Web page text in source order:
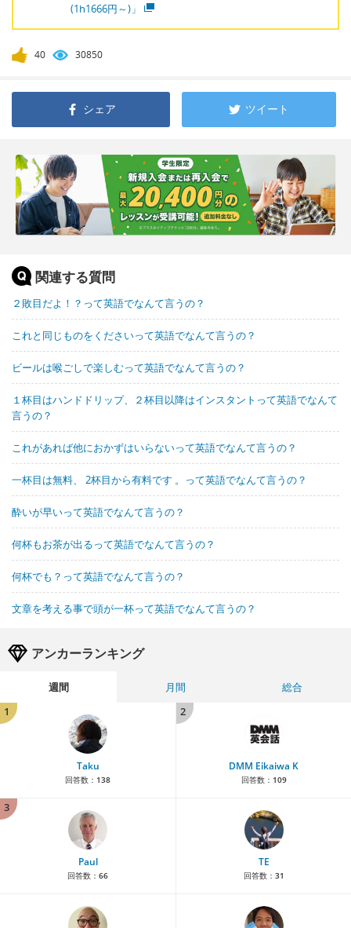
(1h1666円～)」
40 30850
シェア ツイート
関連する質問
２敗目だよ！？って英語でなんて言うの？
これと同じものをくださいって英語でなんて言うの？
ビールは喉ごしで楽しむって英語でなんて言うの？
１杯目はハンドドリップ、２杯目以降はインスタントって英語でなんて
言うの？
これがあれば他におかずはいらないって英語でなんて言うの？
一杯目は無料、 2杯目から有料です 。って英語でなんて言うの？
酔いが早いって英語でなんて言うの？
何杯もお茶が出るって英語でなんて言うの？
何杯でも？って英語でなんて言うの？
文章を考える事で頭が一杯って英語でなんて言うの？
アンカーランキング
週間 月間
総合
1
Taku
回答数： 138
2
DMM Eikaiwa K
回答数： 109
3
Paul
回答数： 66
TE
回答数： 31